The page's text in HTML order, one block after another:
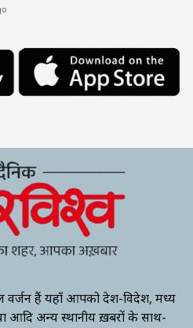
वर्जन हैं यहाँ आपको देश-विदेश, मध्य
आदि अन्य स्थानीय ख़बरों के साथ-